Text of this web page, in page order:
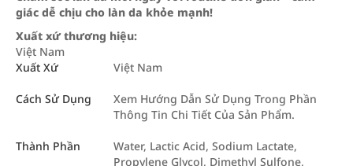
giác dễ chịu cho làn da khỏe mạnh!
Xuất xứ thương hiệu:
Việt Nam
Xuất Xứ
Việt Nam
Cách Sử Dụng
Xem Hướng Dẫn Sử Dụng Trong Phần
Thông Tin Chi Tiết Của Sản Phẩm.
Thành Phần
Water, Lactic Acid, Sodium Lactate,
Propylene Glycol, Dimethyl Sulfone,